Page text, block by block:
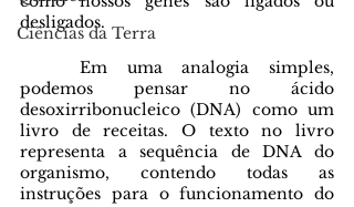
Ciências da Terra
desligados.
podemos pensar no ácido
desoxirribonucleico (DNA) como um
livro de receitas. O texto no livro
representa a sequência de DNA do
organismo, contendo todas as
instruções para o funcionamento do